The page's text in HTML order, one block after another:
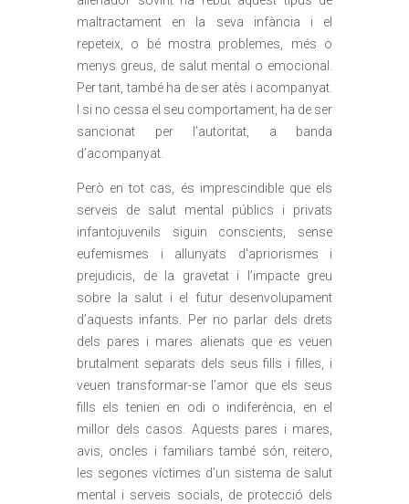
maltractament en la seva infància i el
repeteix, o bé mostra problemes, més o
menys greus, de salut mental o emocional.
Per tant, també ha de ser atès i acompanyat.
I si no cessa el seu comportament, ha de ser
sancionat per l’autoritat, a banda
d’acompanyat.
Però en tot cas, és imprescindible que els
serveis de salut mental públics i privats
infantojuvenils siguin conscients, sense
eufemismes i allunyats d’apriorismes i
prejudicis, de la gravetat i l’impacte greu
sobre la salut i el futur desenvolupament
d’aquests infants. Per no parlar dels drets
dels pares i mares alienats que es veuen
brutalment separats dels seus fills i filles, i
veuen transformar-se l’amor que els seus
fills els tenien en odi o indiferència, en el
millor dels casos. Aquests pares i mares,
avis, oncles i familiars també són, reitero,
les segones víctimes d’un sistema de salut
mental i serveis socials, de protecció dels